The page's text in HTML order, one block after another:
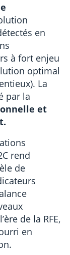
en
à fort enjeu
optimal
La
par la
et
rend
de
de la RFE,
en